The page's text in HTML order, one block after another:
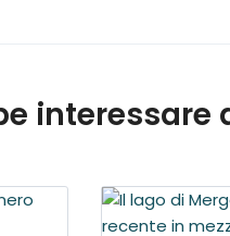
interessare